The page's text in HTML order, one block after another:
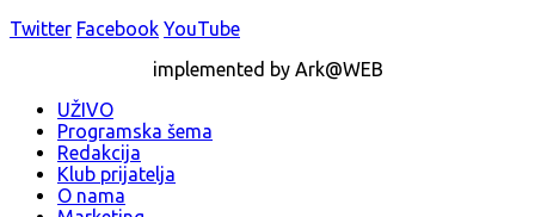
Twitter Facebook YouTube
implemented by Ark@WEB
UŽIVO
Programska šema
Redakcija
Klub prijatelja
O nama